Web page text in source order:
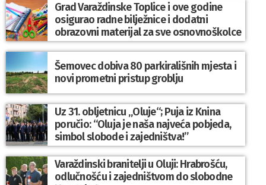
Grad Varaždinske Toplice i ove godine
osigurao radne bilježnice i dodatni
obrazovni materijal za sve osnovnoškolce
Šemovec dobiva 80 parkirališnih mjesta i
novi prometni pristup groblju
Uz 31. obljetnicu „Oluje“; Puja iz Knina
poručio: “Oluja je naša najveća pobjeda,
simbol slobode i zajedništva!”
Varaždinski branitelji u Oluji: Hrabrošću,
odlučnošću i zajedništvom do slobodne